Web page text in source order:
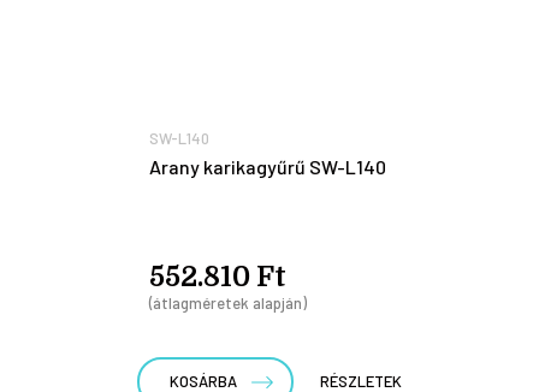
SW-L140
Arany karikagyűrű SW-L140
552.810 Ft
(átlagméretek alapján)
KOSÁRBA RÉSZLETEK